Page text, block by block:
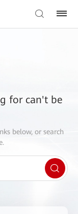
for can't be
below, or search